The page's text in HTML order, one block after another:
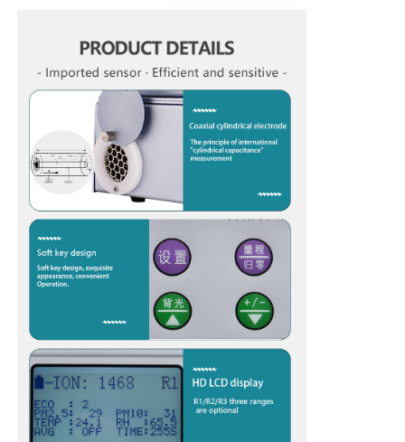
Quem Somos
Fábrica
Controle de Qualidade
Fale Conosco
Mostrar Casos
Pedir um orçamento